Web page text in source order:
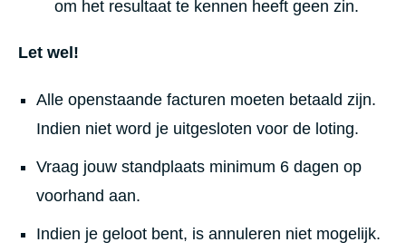
om het resultaat te kennen heeft geen zin.
Let wel!
Alle openstaande facturen moeten betaald zijn.
Indien niet word je uitgesloten voor de loting.
Vraag jouw standplaats minimum 6 dagen op
voorhand aan.
Indien je geloot bent, is annuleren niet mogelijk.